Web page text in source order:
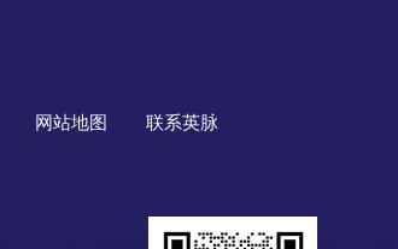
网站地图 联系英脉